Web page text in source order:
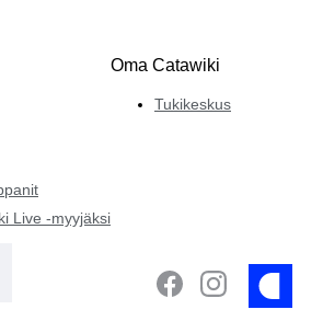
Live -myyjäksi
Oma Catawiki
Tukikeskus